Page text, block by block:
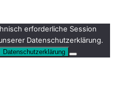
erforderliche Session
Datenschutzerklärung.
Datenschutzerklärung